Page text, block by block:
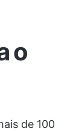
o
de 100